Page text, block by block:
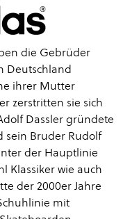
die Gebrüder
Deutschland
ihrer Mutter
zerstritten sie sich
Dassler gründete
sein Bruder Rudolf
der Hauptlinie
Klassiker wie auch
der 2000er Jahre
mit